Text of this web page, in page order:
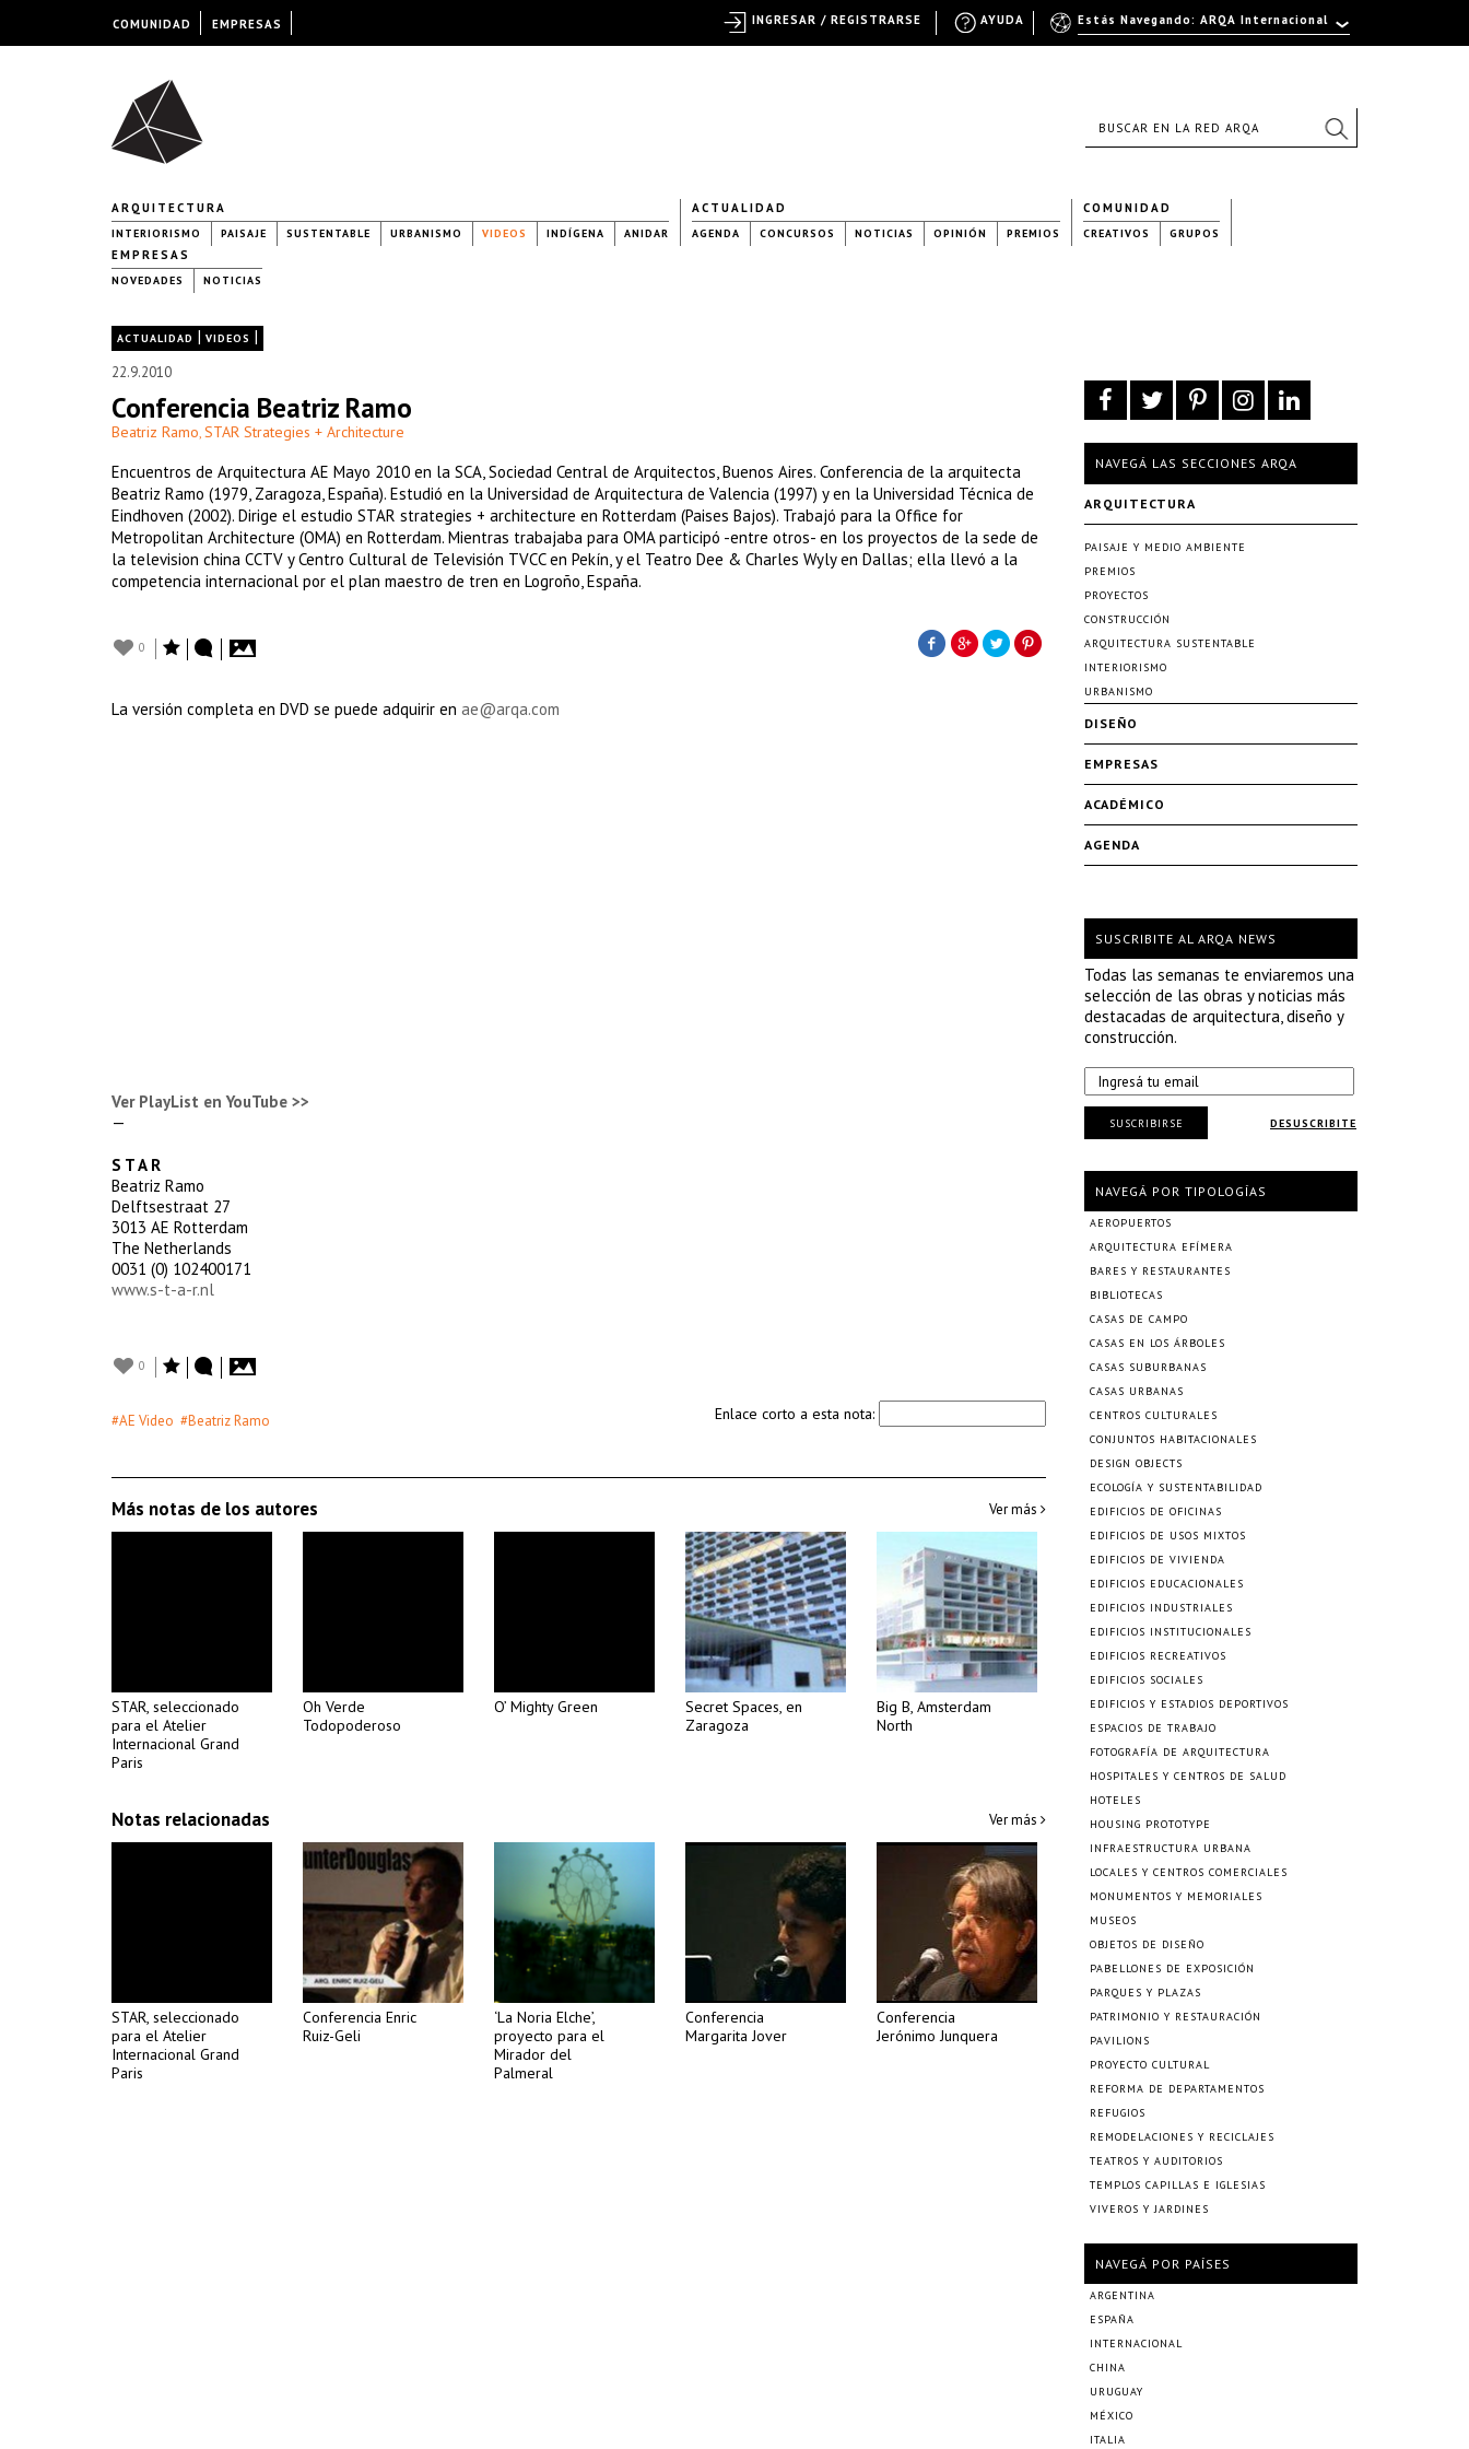
ARQUITECTURA
INTERIORISMO PAISAJE SUSTENTABLE URBANISMO VIDEOS INDÍGENA ANIDAR
ACTUALIDAD
AGENDA CONCURSOS NOTICIAS OPINIÓN PREMIOS
COMUNIDAD
CREATIVOS GRUPOS
EMPRESAS
NOVEDADES NOTICIAS
ACTUALIDAD | VIDEOS |
22.9.2010
Conferencia Beatriz Ramo
Beatriz Ramo, STAR Strategies + Architecture
Encuentros de Arquitectura AE Mayo 2010 en la SCA, Sociedad Central de Arquitectos, Buenos Aires. Conferencia de la arquitecta
Beatriz Ramo (1979, Zaragoza, España). Estudió en la Universidad de Arquitectura de Valencia (1997) y en la Universidad Técnica de
Eindhoven (2002). Dirige el estudio STAR strategies + architecture en Rotterdam (Paises Bajos). Trabajó para la Office for
Metropolitan Architecture (OMA) en Rotterdam. Mientras trabajaba para OMA participó -entre otros- en los proyectos de la sede de
la television china CCTV y Centro Cultural de Televisión TVCC en Pekín, y el Teatro Dee & Charles Wyly en Dallas; ella llevó a la
competencia internacional por el plan maestro de tren en Logroño, España.
0
La versión completa en DVD se puede adquirir en ae@arqa.com
Ver PlayList en YouTube >>
—
S T A R
Beatriz Ramo
Delftsestraat 27
3013 AE Rotterdam
The Netherlands
0031 (0) 102400171
www.s-t-a-r.nl
0
#AE Video #Beatriz Ramo Enlace corto a esta nota:
Más notas de los autores Ver más
STAR, seleccionado
para el Atelier
Internacional Grand
Paris
Oh Verde
Todopoderoso
O’ Mighty Green
Secret Spaces, en
Zaragoza
Big B, Amsterdam
North
Notas relacionadas Ver más
STAR, seleccionado
para el Atelier
Internacional Grand
Paris
Conferencia Enric
Ruiz-Geli
‘La Noria Elche’,
proyecto para el
Mirador del
Palmeral
Conferencia
Margarita Jover
Conferencia
Jerónimo Junquera
NAVEGÁ LAS SECCIONES ARQA
ARQUITECTURA
PAISAJE Y MEDIO AMBIENTE
PREMIOS
PROYECTOS
CONSTRUCCIÓN
ARQUITECTURA SUSTENTABLE
INTERIORISMO
URBANISMO
DISEÑO
EMPRESAS
ACADÉMICO
AGENDA
SUSCRIBITE AL ARQA NEWS
Todas las semanas te enviaremos una
selección de las obras y noticias más
destacadas de arquitectura, diseño y
construcción.
DESUSCRIBITE
SUSCRIBIRSE
NAVEGÁ POR TIPOLOGÍAS
AEROPUERTOS
ARQUITECTURA EFÍMERA
BARES Y RESTAURANTES
BIBLIOTECAS
CASAS DE CAMPO
CASAS EN LOS ÁRBOLES
CASAS SUBURBANAS
CASAS URBANAS
CENTROS CULTURALES
CONJUNTOS HABITACIONALES
DESIGN OBJECTS
ECOLOGÍA Y SUSTENTABILIDAD
EDIFICIOS DE OFICINAS
EDIFICIOS DE USOS MIXTOS
EDIFICIOS DE VIVIENDA
EDIFICIOS EDUCACIONALES
EDIFICIOS INDUSTRIALES
EDIFICIOS INSTITUCIONALES
EDIFICIOS RECREATIVOS
EDIFICIOS SOCIALES
EDIFICIOS Y ESTADIOS DEPORTIVOS
ESPACIOS DE TRABAJO
FOTOGRAFÍA DE ARQUITECTURA
HOSPITALES Y CENTROS DE SALUD
HOTELES
HOUSING PROTOTYPE
INFRAESTRUCTURA URBANA
LOCALES Y CENTROS COMERCIALES
MONUMENTOS Y MEMORIALES
MUSEOS
OBJETOS DE DISEÑO
PABELLONES DE EXPOSICIÓN
PARQUES Y PLAZAS
PATRIMONIO Y RESTAURACIÓN
PAVILIONS
PROYECTO CULTURAL
REFORMA DE DEPARTAMENTOS
REFUGIOS
REMODELACIONES Y RECICLAJES
TEATROS Y AUDITORIOS
TEMPLOS CAPILLAS E IGLESIAS
VIVEROS Y JARDINES
NAVEGÁ POR PAÍSES
ARGENTINA
ESPAÑA
INTERNACIONAL
CHINA
URUGUAY
MÉXICO
ITALIA
COMUNIDAD EMPRESAS Estás Navegando: ARQA Internacional
AYUDA
INGRESAR / REGISTRARSE